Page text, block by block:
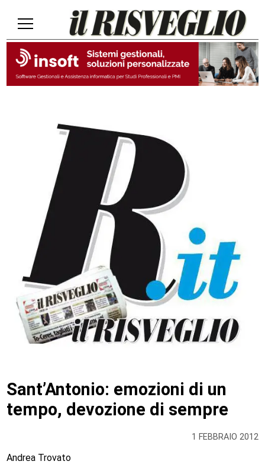
1 FEBBRAIO 2012
Sant’Antonio: emozioni di un
tempo, devozione di sempre
Andrea Trovato